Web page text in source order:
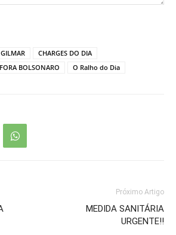
CHARGES DO DIA
FORA BOLSONARO O Ralho do Dia
Próximo Artigo
MEDIDA SANITÁRIA
URGENTE!!